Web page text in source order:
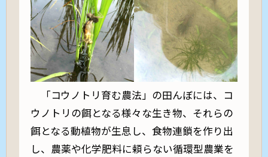
「コウノトリ育む農法」の田んぼには、コ
ウノトリの餌となる様々な生き物、それらの
餌となる動植物が生息し、食物連鎖を作り出
し、農薬や化学肥料に頼らない循環型農業を